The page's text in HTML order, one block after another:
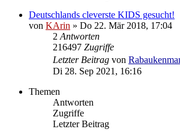
Deutschlands cleverste KIDS gesucht!
von KArin » Do 22. Mär 2018, 17:04
2 Antworten
216497 Zugriffe
Letzter Beitrag von
Di 28. Sep 2021, 16:16
Themen
Antworten
Zugriffe
Letzter Beitrag